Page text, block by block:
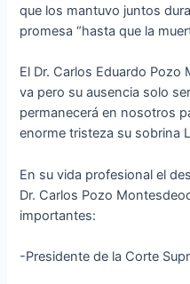
que los mantuvo juntos
promesa “hasta que la
El Dr. Carlos Eduardo
va pero su ausencia solo
permanecerá en nosotros
enorme tristeza su sobrina
En su vida profesional el
Dr. Carlos Pozo
importantes:
-Presidente de la Corte